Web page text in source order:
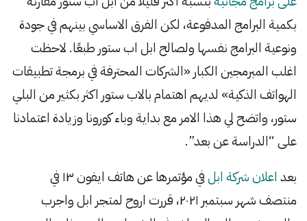
بكمية البرامج المدفوعة، لكن الفرق الاساسي بينهم في جودة
ونوعية البرامج نفسها ولصالح ابل اب ستور طبعًا. لاحظت
اغلب المبرمجين الكبار «الشركات المحترفة في برمجة تطبيقات
الهواتف الذكية» لديهم اهتمام بالاب ستور اكثر بكثير من البلي
ستور، واتضح لي هذا الامر مع بداية وباء كورونا وزيادة اعتمادنا
على “الدراسة عن بعد”.
بعد اعلان شركة ابل
في مؤتمرها عن هاتف ايفون ١٣ في
منتصف شهر سبتمبر ٢٠٢١، قررت اروح لمتجر ابل واجرب